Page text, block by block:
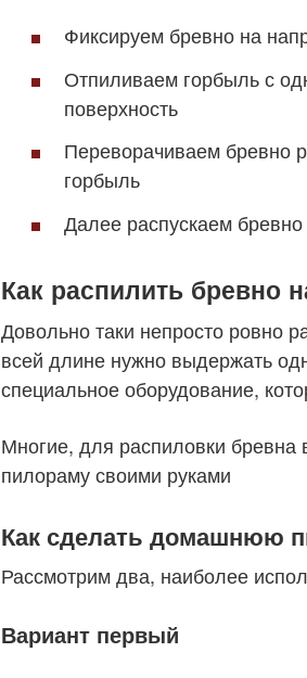
Фиксируем бревно на
Отпиливаем горбыль с
поверхность
Переворачиваем бревно
горбыль
Далее распускаем бревно
Как распилить бревно
Довольно таки непросто ровно
всей длине нужно выдержать
специальное оборудование,
Многие, для распиловки
пилораму своими руками
Как сделать домашнюю
Рассмотрим два, наиболее
Вариант первый